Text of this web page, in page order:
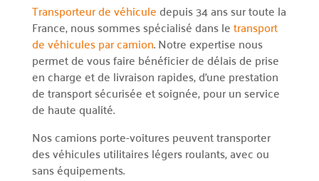
Transporteur de véhiculedepuis 34 ans sur toute la
France, nous sommes spécialisé dans letransport
de véhicules par camion. Notre expertise nous
permet de vous faire bénéficier de délais de prise
en charge et de livraison rapides, d’une prestation
de transport sécurisée et soignée, pour un service
de haute qualité.
Nos camions porte-voitures peuvent transporter
des véhicules utilitaires légers roulants, avec ou
sans équipements.